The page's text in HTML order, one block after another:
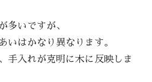
多いですが、
いはかなり異なります。
手入れが克明に木に反映しま